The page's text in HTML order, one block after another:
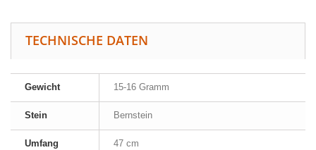
TECHNISCHE DATEN
Gewicht 15-16 Gramm
Stein Bernstein
Umfang 47 cm